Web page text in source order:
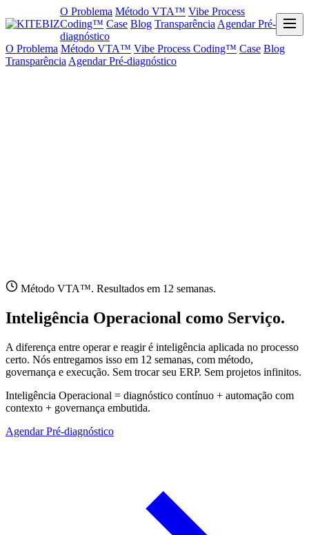
O Problema Método VTA™ Vibe Process
Coding™ Case Blog Transparência Agendar Pré-
diagnóstico
O Problema Método VTA™ Vibe Process Coding™ Case Blog
Transparência Agendar Pré-diagnóstico
Método VTA™. Resultados em 12 semanas.
Inteligência Operacional como Serviço.
A diferença entre operar e reagir é inteligência aplicada no processo
certo. Nós entregamos isso em 12 semanas, com método,
governança e execução. Sem trocar seu ERP. Sem projetos infinitos.
Inteligência Operacional = diagnóstico contínuo + automação com
contexto + governança embutida.
Agendar Pré-diagnóstico